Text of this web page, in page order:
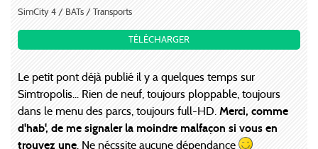
SimCity 4 / BATs / Transports
TÉLÉCHARGER
Le petit pont déjà publié il y a quelques temps sur
Simtropolis... Rien de neuf, toujours ploppable, toujours
dans le menu des parcs, toujours full-HD. Merci, comme
d'hab', de me signaler la moindre malfaçon si vous en
trouvez une. Ne nécssite aucune dépendance